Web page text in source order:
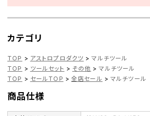
カテゴリ
TOP > アストロプロダクツ > マルチツール
TOP > ツールセット > その他 > マルチツール
TOP > セールTOP > 全店セール > マルチツール
商品仕様